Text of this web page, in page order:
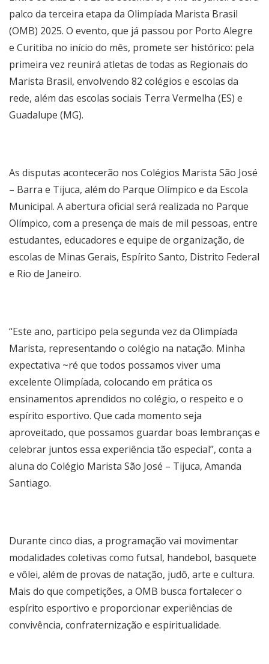
palco da terceira etapa da Olimpíada Marista Brasil
(OMB) 2025. O evento, que já passou por Porto Alegre
e Curitiba no início do mês, promete ser histórico: pela
primeira vez reunirá atletas de todas as Regionais do
Marista Brasil, envolvendo 82 colégios e escolas da
rede, além das escolas sociais Terra Vermelha (ES) e
Guadalupe (MG).
As disputas acontecerão nos Colégios Marista São José
– Barra e Tijuca, além do Parque Olímpico e da Escola
Municipal. A abertura oficial será realizada no Parque
Olímpico, com a presença de mais de mil pessoas, entre
estudantes, educadores e equipe de organização, de
escolas de Minas Gerais, Espírito Santo, Distrito Federal
e Rio de Janeiro.
“Este ano, participo pela segunda vez da Olimpíada
Marista, representando o colégio na natação. Minha
expectativa ~ré que todos possamos viver uma
excelente Olimpíada, colocando em prática os
ensinamentos aprendidos no colégio, o respeito e o
espírito esportivo. Que cada momento seja
aproveitado, que possamos guardar boas lembranças e
celebrar juntos essa experiência tão especial”, conta a
aluna do Colégio Marista São José – Tijuca, Amanda
Santiago.
Durante cinco dias, a programação vai movimentar
modalidades coletivas como futsal, handebol, basquete
e vôlei, além de provas de natação, judô, arte e cultura.
Mais do que competições, a OMB busca fortalecer o
espírito esportivo e proporcionar experiências de
convivência, confraternização e espiritualidade.